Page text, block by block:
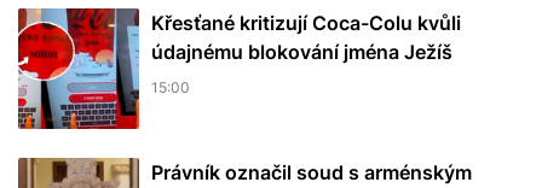
Křesťané kritizují Coca-Colu kvůli
údajnému blokování jména Ježíš
15:00
Právník označil soud s arménským